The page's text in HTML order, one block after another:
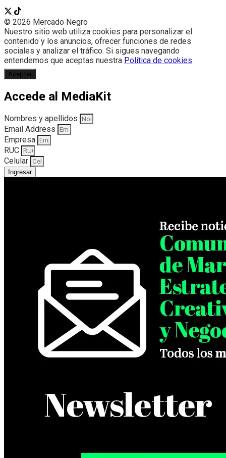
© 2026 Mercado Negro
Nuestro sitio web utiliza cookies para personalizar el
contenido y los anuncios, ofrecer funciones de redes
sociales y analizar el tráfico. Si sigues navegando
entendemos que aceptas nuestra Política de cookies.
Aceptar
Accede al MediaKit
Nombres y apellidos
Email Address
Empresa
RUC
Celular
Ingresar